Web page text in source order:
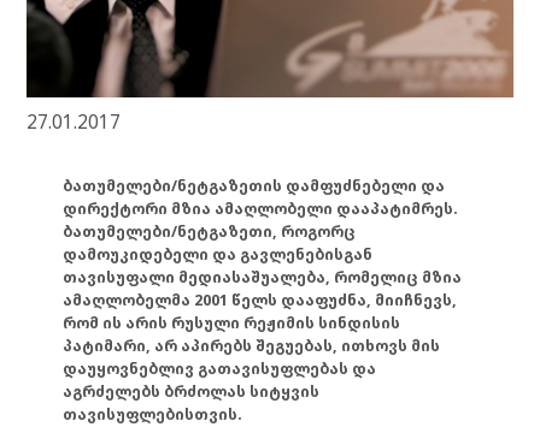
27.01.2017
ბათუმელები/ნეტგაზეთის დამფუძნებელი და
დირექტორი მზია ამაღლობელი დააპატიმრეს.
ბათუმელები/ნეტგაზეთი, როგორც
დამოუკიდებელი და გავლენებისგან
თავისუფალი მედიასაშუალება, რომელიც მზია
ამაღლობელმა 2001 წელს დააფუძნა, მიიჩნევს,
რომ ის არის რუსული რეჟიმის სინდისის
პატიმარი, არ აპირებს შეგუებას, ითხოვს მის
დაუყოვნებლივ გათავისუფლებას და
აგრძელებს ბრძოლას სიტყვის
თავისუფლებისთვის.